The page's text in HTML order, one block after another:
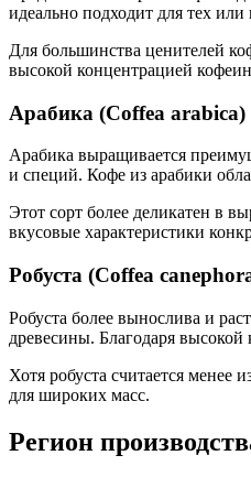
идеально подходит для тех
Для большинства ценителей
высокой концентрацией
Арабика (Coffea arabica)
Арабика выращивается
и специй. Кофе из арабики
Этот сорт более деликатен в
вкусовые характеристики
Робуста (Coffea
Робуста более вынослива и
древесины. Благодаря высокой
Хотя робуста считается менее
для широких масс.
Регион